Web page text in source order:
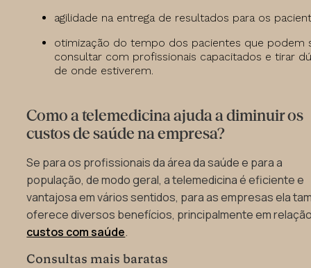
agilidade na entrega de resultados para os
otimização do tempo dos pacientes que podem
consultar com profissionais capacitados e tirar
de onde estiverem.
Como a telemedicina ajuda a diminuir os
custos de saúde na empresa?
Se para os profissionais da área da saúde e para a
população, de modo geral, a telemedicina é eficiente e
vantajosa em vários sentidos, para as empresas ela
oferece diversos benefícios, principalmente em
custos com saúde.
Consultas mais baratas